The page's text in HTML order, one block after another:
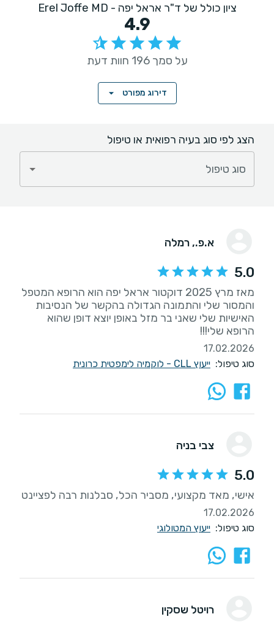
ציון כולל של ד"ר אראל יפה - Erel Joffe MD
4.9
על סמך 196 חוות דעת
דירוג מפורט
הצג לפי סוג בעיה רפואית או טיפול
סוג טיפול
א.פ., רמלה
5.0
מאז מרץ 2025 דוקטור אראל יפה הוא הרופא המטפל
והמסור שלי והתמונה הגדולה בהקשר של הנסיבות
האישיות שלי שאני בר מזל באופן יוצא דופן שהוא
הרופא שלי!!!
17.02.2026
סוג טיפול: ייעוץ CLL - לוקמיה לימפטית כרונית
צבי בניה
5.0
אישי, מאד מקצועי, מסביר הכל, סבלנות רבה לפציינט
17.02.2026
סוג טיפול: ייעוץ המטולוגי
רויטל שסקין